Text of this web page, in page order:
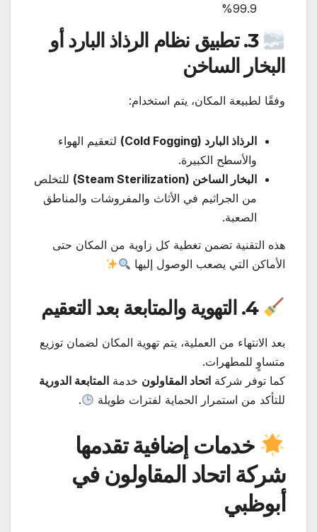
99.9%
3. تطبيق نظام الرذاذ البارد أو
البخار الساخن
وفقًا لطبيعة المكان، يتم استخدام:
الرذاذ البارد (Cold Fogging)
لتعقيم الهواء
والأسطح الكبيرة.
البخار الساخن (Steam Sterilization)
للتخلص
من الجراثيم في الأثاث والمفروشات والمناطق
الصعبة.
هذه التقنية تضمن تغطية كل زاوية من المكان حتى
الأماكن التي يصعب الوصول إليها
4. التهوية والمتابعة بعد التعقيم
بعد الانتهاء من العملية، يتم تهوية المكان لضمان توزيع
متساوٍ للمطهرات.
كما توفر شركة اتحاد المقاولون خدمة المتابعة الدورية
للتأكد من استمرار الحماية لفترات طويلة
.
خدمات إضافية تقدمها
شركة اتحاد المقاولون في
أبوظبي